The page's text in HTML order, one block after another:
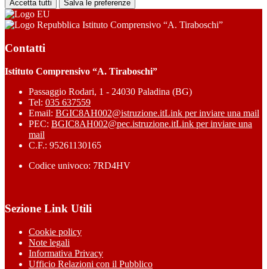
Accetta tutti Salva le preferenze
Istituto Comprensivo “A. Tiraboschi”
Contatti
Istituto Comprensivo “A. Tiraboschi”
Passaggio Rodari, 1 - 24030 Paladina (BG)
Tel: 035 637559
Email: BGIC8AH002@istruzione.itLink per inviare una mail
PEC: BGIC8AH002@pec.istruzione.itLink per inviare una
mail
C.F.: 95261130165
Codice univoco: 7RD4HV
Sezione Link Utili
Cookie policy
Note legali
Informativa Privacy
Ufficio Relazioni con il Pubblico